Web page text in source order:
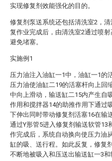
实现修复剂效能强化的目的。
修复剂泵送系统还包括清洗室2，
复作业完成后，由清洗室2通过喷
避免堵塞。
实施例1
压力油注入油缸一1中，油缸一1的
压力油使油缸二19的活塞杆向上回
中向上滑动，输送缸二15内产生自
作用和搅拌器14的助推作用下通过
下伸出同时带动修复剂活塞16在输
通过Y形管5进入修复剂输送软管13
作完成后，系统自动换向使压力油
缸的吸、送行程。如此反复，修复
不断地被吸入和压送出输送缸一3